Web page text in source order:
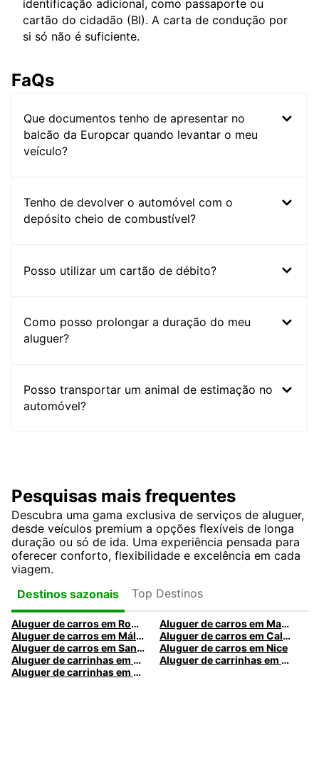
identificação adicional, como passaporte ou
cartão do cidadão (BI). A carta de condução por
si só não é suficiente.
FaQs
Que documentos tenho de apresentar no
balcão da Europcar quando levantar o meu
veículo?
Tenho de devolver o automóvel com o
depósito cheio de combustível?
Posso utilizar um cartão de débito?
Como posso prolongar a duração do meu
aluguer?
Posso transportar um animal de estimação no
automóvel?
Pesquisas mais frequentes
Descubra uma gama exclusiva de serviços de aluguer,
desde veículos premium a opções flexíveis de longa
duração ou só de ida. Uma experiência pensada para
oferecer conforto, flexibilidade e excelência em cada
viagem.
Destinos sazonais
Top Destinos
Aluguer de carros em Roma
Aluguer de carros em Madrid
Aluguer de carros em Málaga
Aluguer de carros em Caldas da Rainha
Aluguer de carros em Santa Maria da Feira
Aluguer de carros em Nice
Aluguer de carrinhas em Nice
Aluguer de carrinhas em Santa Maria da Feira
Aluguer de carrinhas em Caldas da Rainha